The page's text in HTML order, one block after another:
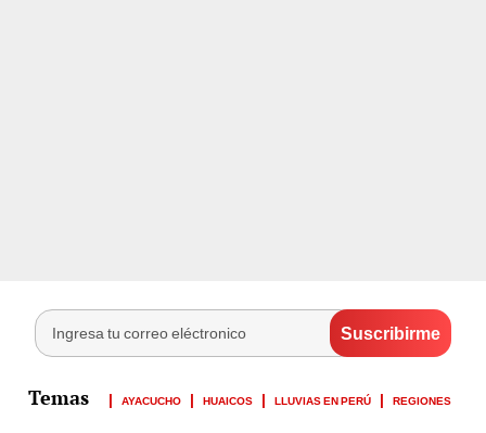
AYACUCHO HUAICOS LLUVIAS EN PERÚ REGIONES